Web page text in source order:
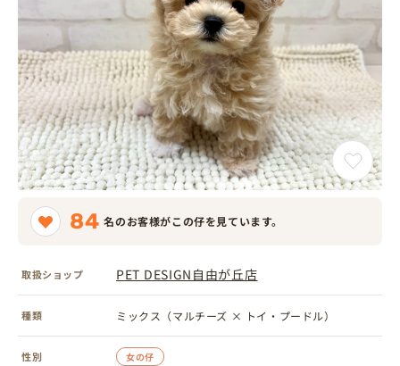
84 名のお客様がこの仔を見ています。
取扱ショップ PET DESIGN自由が丘店
種類 ミックス（マルチーズ × トイ・プードル）
性別 女の仔